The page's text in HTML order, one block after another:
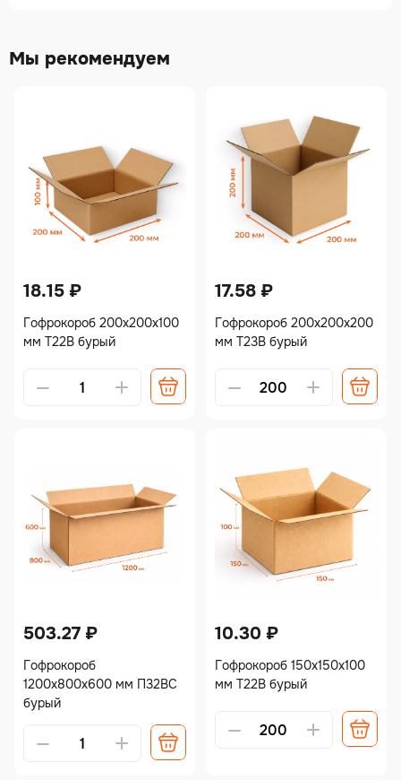
Мы рекомендуем
18.15 ₽
Гофрокороб 200х200х100
мм Т22В бурый
17.58 ₽
Гофрокороб 200х200х200
мм Т23В бурый
503.27 ₽
Гофрокороб
1200х800х600 мм П32ВС
бурый
10.30 ₽
Гофрокороб 150х150х100
мм Т22В бурый